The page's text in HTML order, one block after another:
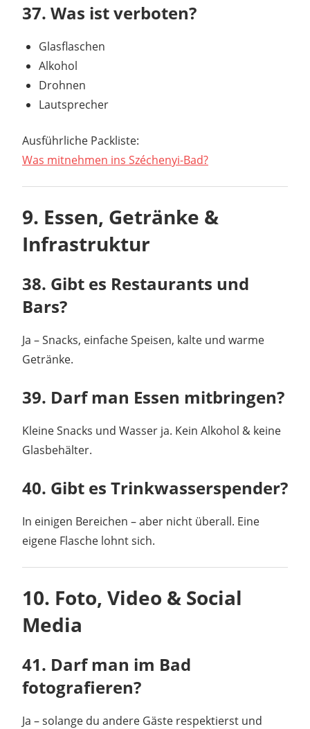
37. Was ist verboten?
Glasflaschen
Alkohol
Drohnen
Lautsprecher
Ausführliche Packliste:
Was mitnehmen ins Széchenyi-Bad?
9. Essen, Getränke &
Infrastruktur
38. Gibt es Restaurants und
Bars?
Ja – Snacks, einfache Speisen, kalte und warme
Getränke.
39. Darf man Essen mitbringen?
Kleine Snacks und Wasser ja. Kein Alkohol & keine
Glasbehälter.
40. Gibt es Trinkwasserspender?
In einigen Bereichen – aber nicht überall. Eine
eigene Flasche lohnt sich.
10. Foto, Video & Social
Media
41. Darf man im Bad
fotografieren?
Ja – solange du andere Gäste respektierst und